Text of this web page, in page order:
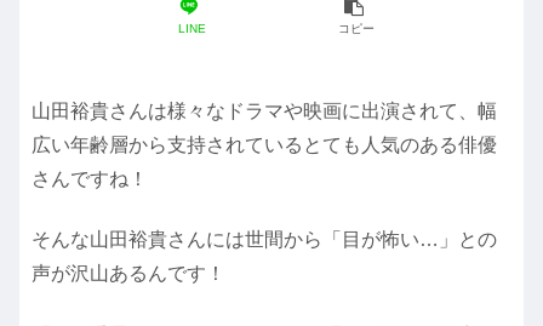
LINE コピー
山田裕貴さんは様々なドラマや映画に出演されて、幅
広い年齢層から支持されているとても人気のある俳優
さんですね！
そんな山田裕貴さんには世間から「目が怖い…」との
声が沢山あるんです！